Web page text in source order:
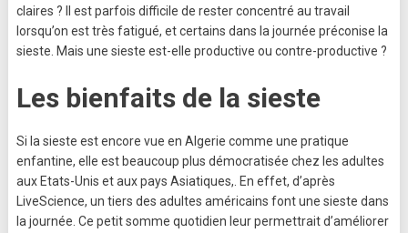
claires ? Il est parfois difficile de rester concentré au travail
lorsqu’on est très fatigué, et certains dans la journée préconise la
sieste. Mais une sieste est-elle productive ou contre-productive ?
Les bienfaits de la sieste
Si la sieste est encore vue en Algerie comme une pratique
enfantine, elle est beaucoup plus démocratisée chez les adultes
aux Etats-Unis et aux pays Asiatiques,. En effet, d’après
LiveScience, un tiers des adultes américains font une sieste dans
la journée. Ce petit somme quotidien leur permettrait d’améliorer